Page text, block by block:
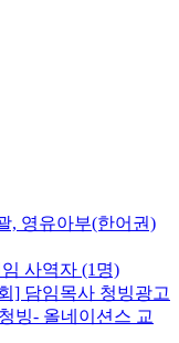
, 영유아부(한어권)
사역자 (1명)
] 담임목사 청빙광고
빙- 올네이션스 교